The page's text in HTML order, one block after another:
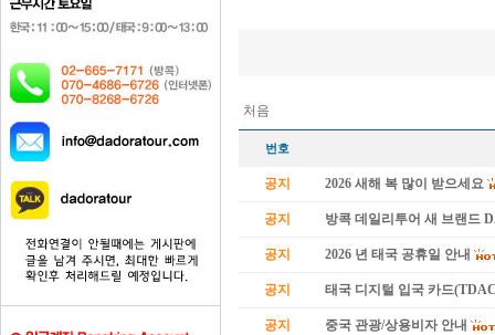
처음
번호
공지 2026 새해 복 많이 받으세요
공지 방콕 데일리투어 새 브랜드
공지 2026 년 태국 공휴일 안내
공지 태국 디지털 입국 카드
공지 중국 관광/상용비자 안내